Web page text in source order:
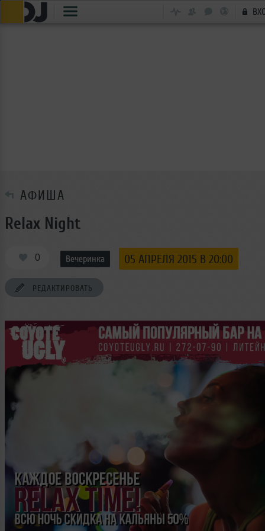
АФИША
Relax Night
0 Вечеринка 05 АПРЕЛЯ 2015 В 20:00
РЕДАКТИРОВАТЬ